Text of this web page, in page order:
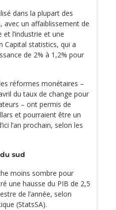
dans la plupart des
avec un affaiblissement de
et l’industrie et une
Capital statistics, qui a
de 2% à 1,2% pour
réformes monétaires –
du taux de change pour
– ont permis de
et pourraient être un
l’an prochain, selon les
sud
moins sombre pour
une hausse du PIB de 2,5
de l’année, selon
(StatsSA).